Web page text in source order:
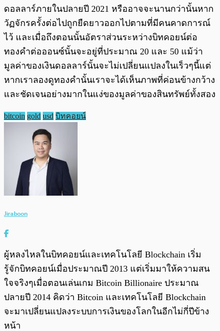
ดอลลาร์ภายในปลายปี 2021 หรืออาจจะนานกว่านั้นหาก
วัฏจักรครั้งต่อไปถูกยืดยาวออกไปตามที่มีคนคาดการณ์
ไว้ และเมื่อถึงตอนนั้นอัตราส่วนระหว่างบิทคอยน์ต่อ
ทองคำต่อออนซ์นั้นจะอยู่ที่ประมาณ 20 และ 50 แม้ว่า
มูลค่าของเงินดอลลาร์นั้นจะไม่เปลี่ยนแปลงในเร็วๆนี้แต่
หากเราลองดูทองคำนั้นเราจะได้เห็นภาพที่ค่อนข้างกว้าง
และชัดเจนอย่างมากในแง่ของมูลค่าของสินทรัพย์ทั้งสอง
bitcoin gold usd บิทคอยน์
Jiraboon
ผู้หลงไหลในบิทคอยน์และเทคโนโลยี Blockchain เริ่ม
รู้จักบิทคอยน์เมื่อประมาณปี 2013 แต่เริ่มมาให้ความสน
ใจจริงๆเมื่อตอนเล่นเกม Bitcoin Billionaire ประมาณ
ปลายปี 2014 คิดว่า Bitcoin และเทคโนโลยี Blockchain
จะมาเปลี่ยนแปลงระบบการเงินของโลกในอีกไม่กี่ปีข้าง
หน้า